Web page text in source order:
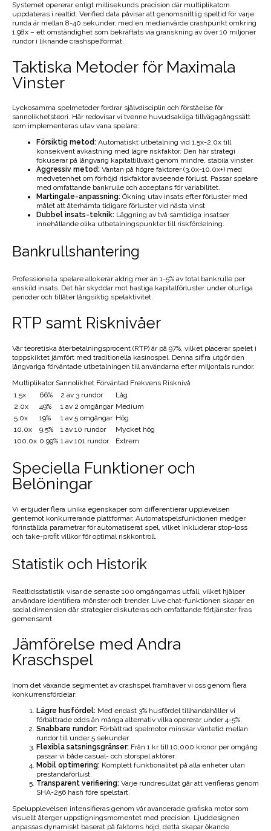
Systemet opererar enligt millisekunds precision där multiplikatorn
uppdateras i realtid. Verified data påvisar att genomsnittlig speltid för varje
runda är mellan 8-40 sekunder, med en medianvärde crashpunkt omkring
1.98x – ett omständighet som bekräftats via granskning av över 10 miljoner
rundor i liknande crashspelformat.
Taktiska Metoder för Maximala
Vinster
Lyckosamma spelmetoder fordrar självdisciplin och förståelse för
sannolikhetsteori. Här redovisar vi tvenne huvudsakliga tillvägagångssätt
som implementeras utav vana spelare:
Försiktig metod: Automatiskt utbetalning vid 1.5x-2.0x till
konsekvent avkastning med lägre riskfaktor. Den här strategi
fokuserar på långvarig kapitaltillväxt genom mindre, stabila vinster.
Aggressiv metod: Väntan på högre faktorer (3.0x-10.0x+) med
medvetenhet om förhöjd riskfaktor avseende förlust. Passar spelare
med omfattande bankrulle och acceptans för variabilitet.
Martingale-anpassning: Ökning utav insats efter förluster med
målet att återhämta tidigare förluster vid nästa vinst.
Dubbel insats-teknik: Läggning av två samtidiga insatser
innehållande olika utbetalningspunkter till riskfördelning.
Bankrullshantering
Professionella spelare allokerar aldrig mer än 1-5% av total bankrulle per
enskild insats. Det här skyddar mot hastiga kapitalförluster under oturliga
perioder och tillåter långsiktig spelaktivitet.
RTP samt Risknivåer
Vår teoretiska återbetalningsprocent (RTP) är på 97%, vilket placerar spelet i
toppskiktet jämfört med traditionella kasinospel. Denna siffra utgör den
långvariga förväntade utbetalningen till användarna efter miljontals rundor.
Multiplikator Sannolikhet Förväntad Frekvens Risknivå
1.5x
66% 2 av 3 rundor
Låg
2.0x
49% 1 av 2 omgångar Medium
5.0x
19% 1 av 5 omgångar Hög
10.0x
9.5% 1 av 10 rundor
Mycket hög
100.0x 0.99% 1 av 101 rundor Extrem
Speciella Funktioner och
Belöningar
Vi erbjuder flera unika egenskaper som differentierar upplevelsen
gentemot konkurrerande plattformar. Automatspelsfunktionen medger
förinställda parametrar för automatiserat spel, vilket inkluderar stop-loss
och take-profit villkor för optimal riskkontroll.
Statistik och Historik
Realtidsstatistik visar de senaste 100 omgångarnas utfall, vilket hjälper
användare identifiera mönster och trender. Live chat-funktionen skapar en
social dimension där strategier diskuteras och omfattande förtjänster firas
gemensamt.
Jämförelse med Andra
Kraschspel
Inom det växande segmentet av crashspel framhäver vi oss genom flera
konkurrensfördelar:
Lägre husfördel: Med endast 3% husfördel tillhandahåller vi
förbättrade odds än många alternativ vilka opererar under 4-5%.
Snabbare rundor: Förbättrad spelmotor minskar väntetid mellan
rundor till under 5 sekunder.
Flexibla satsningsgränser: Från 1 kr till 10,000 kronor per omgång
passar vi både casual- och storspel aktörer.
Mobil optimering: Komplett funktionalitet på alla enheter utan
prestandaförlust.
Transparent verifiering: Varje rundresultat går att verifieras genom
SHA-256 hash före spelstart.
Spelupplevelsen intensifieras genom vår avancerade grafiska motor som
visuellt återger uppstigningsmomentet med precision. Ljuddesignen
anpassas dynamiskt baserat på faktorns höjd, detta skapar ökande